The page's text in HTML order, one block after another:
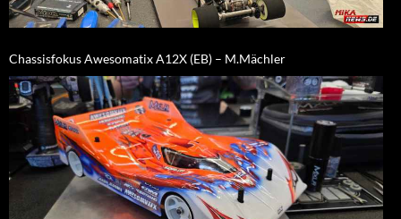
Chassisfokus Awesomatix A12X (EB) – M.Mächler